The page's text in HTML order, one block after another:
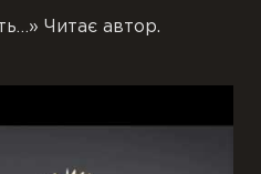
Читає автор.